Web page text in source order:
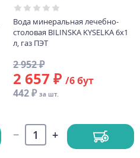
Вода минеральная лечебно-
столовая BILINSKA KYSELKA 6х1
л, газ ПЭТ
2 952 ₽
2 657 ₽ /6 бут
442 ₽ за шт.